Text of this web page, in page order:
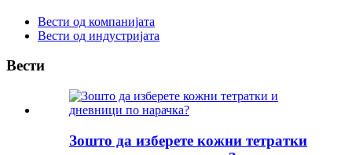
Вести од компанијата
Вести од индустријата
Вести
Зошто да изберете кожни тетратки